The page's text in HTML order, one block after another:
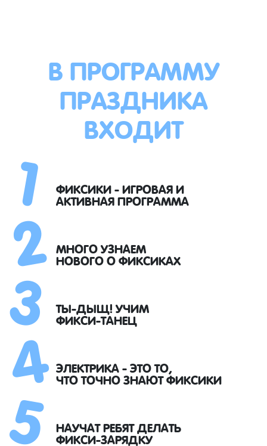
В ПРОГРАММУ
ПРАЗДНИКА
ВХОДИТ
ФИКСИКИ - ИГРОВАЯ И
АКТИВНАЯ ПРОГРАММА
МНОГО УЗНАЕМ
НОВОГО О ФИКСИКАХ
ТЫ-ДЫЩ! УЧИМ
ФИКСИ-ТАНЕЦ
ЭЛЕКТРИКА - ЭТО ТО,
ЧТО ТОЧНО ЗНАЮТ ФИКСИКИ
НАУЧАТ РЕБЯТ ДЕЛАТЬ
ФИКСИ-ЗАРЯДКУ